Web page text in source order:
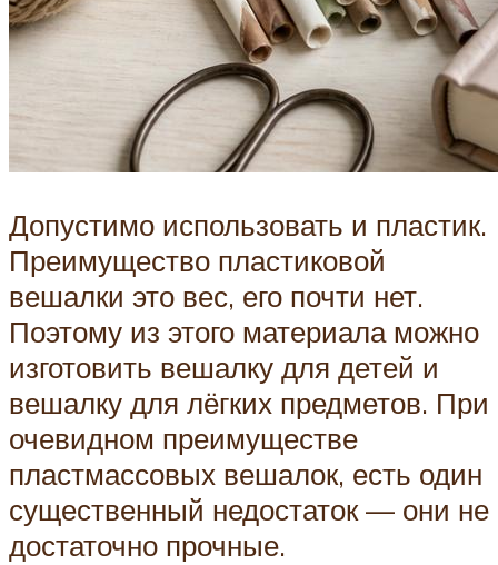
Допустимо использовать и пластик.
Преимущество пластиковой
вешалки это вес, его почти нет.
Поэтому из этого материала можно
изготовить вешалку для детей и
вешалку для лёгких предметов. При
очевидном преимуществе
пластмассовых вешалок, есть один
существенный недостаток — они не
достаточно прочные.